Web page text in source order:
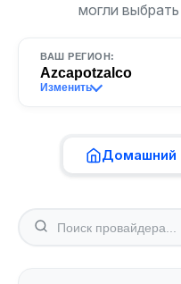
могли
ВАШ РЕГИОН:
Azcapotzalco
Изменить
Домашний